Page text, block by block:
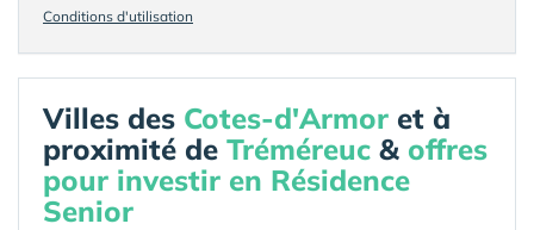
Conditions d'utilisation
Villes des Cotes-d'Armor et à
proximité de Tréméreuc & offres
pour investir en Résidence
Senior